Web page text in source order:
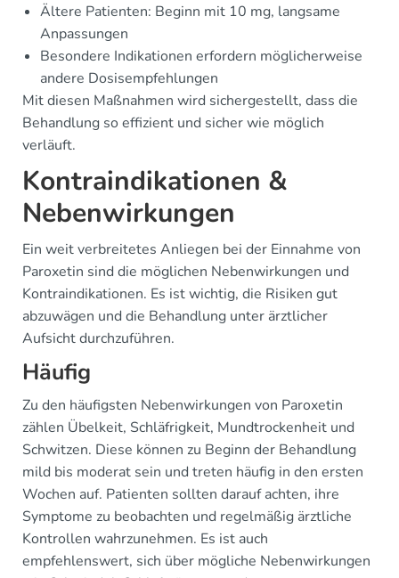
Ältere Patienten: Beginn mit 10 mg, langsame
Anpassungen
Besondere Indikationen erfordern möglicherweise
andere Dosisempfehlungen
Mit diesen Maßnahmen wird sichergestellt, dass die
Behandlung so effizient und sicher wie möglich
verläuft.
Kontraindikationen &
Nebenwirkungen
Ein weit verbreitetes Anliegen bei der Einnahme von
Paroxetin sind die möglichen Nebenwirkungen und
Kontraindikationen. Es ist wichtig, die Risiken gut
abzuwägen und die Behandlung unter ärztlicher
Aufsicht durchzuführen.
Häufig
Zu den häufigsten Nebenwirkungen von Paroxetin
zählen Übelkeit, Schläfrigkeit, Mundtrockenheit und
Schwitzen. Diese können zu Beginn der Behandlung
mild bis moderat sein und treten häufig in den ersten
Wochen auf. Patienten sollten darauf achten, ihre
Symptome zu beobachten und regelmäßig ärztliche
Kontrollen wahrzunehmen. Es ist auch
empfehlenswert, sich über mögliche Nebenwirkungen